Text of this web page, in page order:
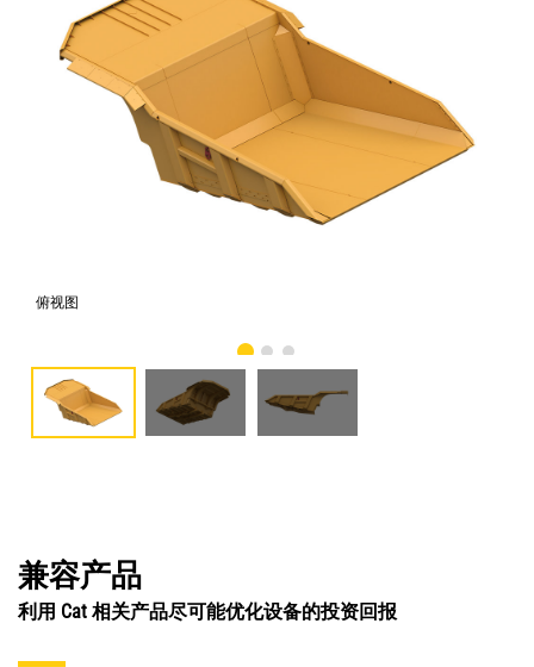
俯视图
兼容产品
利用 Cat 相关产品尽可能优化设备的投资回报